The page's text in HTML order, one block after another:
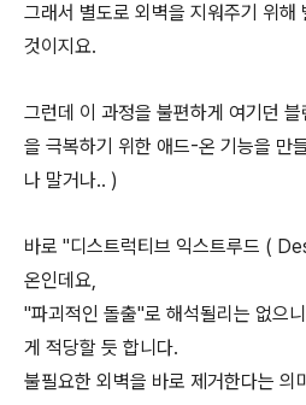
그래서 별도로 외벽을 지워주기 위해
것이지요.
그런데 이 과정을 불편하게 여기던
을 극복하기 위한 애드-온 기능을 만
나 말거나.. )
바로 "디스트럭티브 익스트루드 (
온인데요,
"파괴적인 돌출"로 해석될리는 없으
게 적당할 듯 합니다.
불필요한 외벽을 바로 제거한다는 의